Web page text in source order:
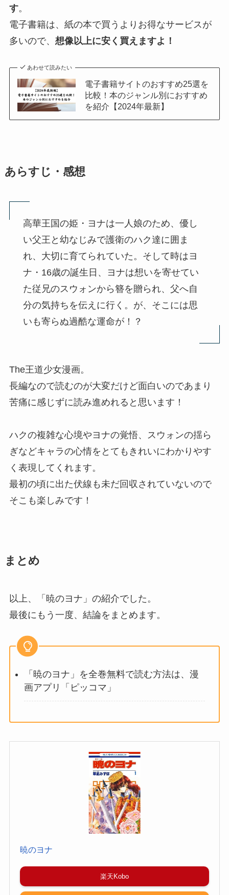
す。
電子書籍は、紙の本で買うよりお得なサービスが
多いので、 想像以上に安く買えますよ！
あわせて読みたい
電子書籍サイトのおすすめ25選を
比較！本のジャンル別におすすめ
を紹介【2024年最新】
あらすじ・感想
高華王国の姫・ヨナは一人娘のため、優し
い父王と幼なじみで護衛のハク達に囲ま
れ、大切に育てられていた。そして時はヨ
ナ・16歳の誕生日、ヨナは想いを寄せてい
た従兄のスウォンから簪を贈られ、父へ自
分の気持ちを伝えに行く。が、そこには思
いも寄らぬ過酷な運命が！？
The王道少女漫画。
長編なので読むのが大変だけど面白いのであまり
苦痛に感じずに読み進めれると思います！
ハクの複雑な心境やヨナの覚悟、スウォンの揺ら
ぎなどキャラの心情をとてもきれいにわかりやす
く表現してくれます。
最初の頃に出た伏線も未だ回収されていないので
そこも楽しみです！
まとめ
以上、「暁のヨナ」の紹介でした。
最後にもう一度、結論をまとめます。
「暁のヨナ」を全巻無料で読む方法は、漫
画アプリ「ピッコマ」
暁のヨナ
楽天Kobo